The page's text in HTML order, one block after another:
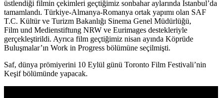
üstlendiği filmin çekimleri geçtiğimiz sonbahar aylarında İstanbul’da
tamamlandı. Türkiye-Almanya-Romanya ortak yapımı olan SAF
T.C. Kültür ve Turizm Bakanlığı Sinema Genel Müdürlüğü,
Film und Medienstiftung NRW ve Eurimages destekleriyle
gerçekleştirildi. Ayrıca film geçtiğimiz nisan ayında Köprüde
Buluşmalar’ın Work in Progress bölümüne seçilmişti.
Saf, dünya prömiyerini 10 Eylül günü Toronto Film Festivali’nin
Keşif bölümünde yapacak.